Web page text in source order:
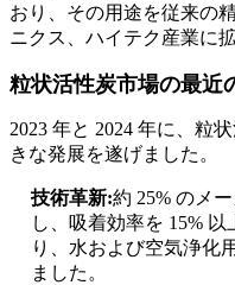
おり、その用途を従来の
ニクス、ハイテク産業に
粒状活性炭市場の最近
2023 年と 2024 年に、粒
きな発展を遂げました。
技術革新:約 25% のメ
し、吸着効率を 15%
り、水および空気浄化
ました。